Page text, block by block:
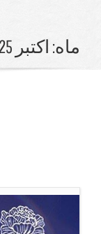
اکتبر 2025